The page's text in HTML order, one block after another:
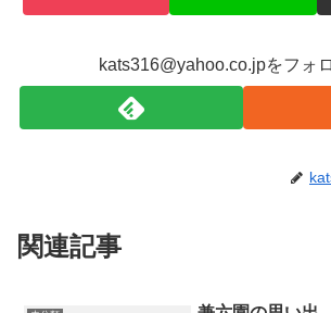
kats316@yahoo.co.jpをフォ
関連記事